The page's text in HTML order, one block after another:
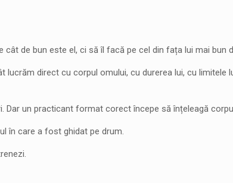
de bun este el, ci să îl facă pe cel din fața lui mai bun
direct cu corpul omului, cu durerea lui, cu limitele
un practicant format corect începe să înțeleagă
în care a fost ghidat pe drum.